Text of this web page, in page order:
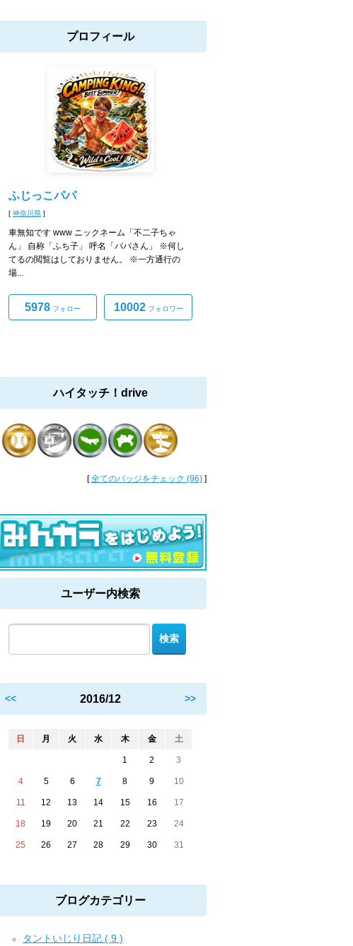
プロフィール
ふじっこパパ
[ 神奈川県 ]
車無知です www ニックネーム「不二子ちゃ
ん」 自称「ふち子」 呼名「パパさん」 ※何し
てるの閲覧はしておりません。 ※一方通行の
場...
5978 フォロー 10002フォロワー
ハイタッチ！drive
[全てのバッジをチェック (96) ]
ユーザー内検索
<< 2016/12 >>
日 月 火 水 木 金 土
1 2 3
4 5 6 7 8 9 10
11 12 13 14 15 16 17
18 19 20 21 22 23 24
25 26 27 28 29 30 31
ブログカテゴリー
タントいじり日記 ( 9 )